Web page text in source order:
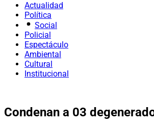
Actualidad
Política
Social
Policial
Espectáculo
Ambiental
Cultural
Institucional
Condenan a 03